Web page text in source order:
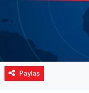
Paylaş